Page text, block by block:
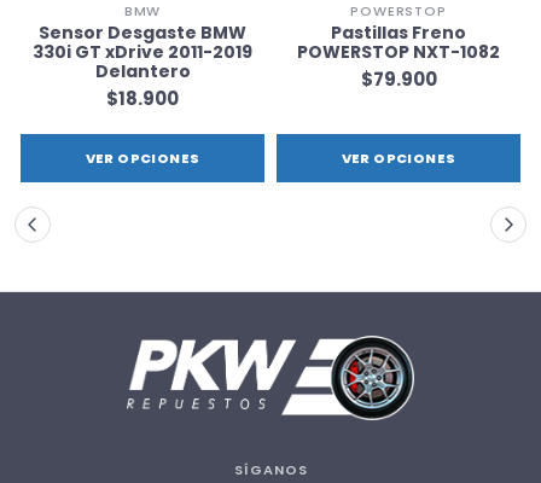
BMW
Sensor Desgaste BMW
330i GT xDrive 2011-2019
Delantero
$18.900
VER OPCIONES
POWERSTOP
Pastillas Freno
POWERSTOP NXT-1082
$79.900
VER OPCIONES
SÍGANOS